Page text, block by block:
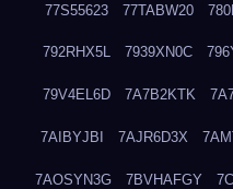
77S55623 77TABW20
792RHX5L 7939XN0C
79V4EL6D 7A7B2KTK
7AIBYJBI 7AJR6D3X
7AOSYN3G 7BVHAFGY